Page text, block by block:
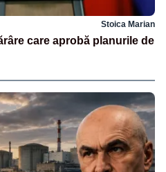
Stoica Marian
care aprobă planurile de